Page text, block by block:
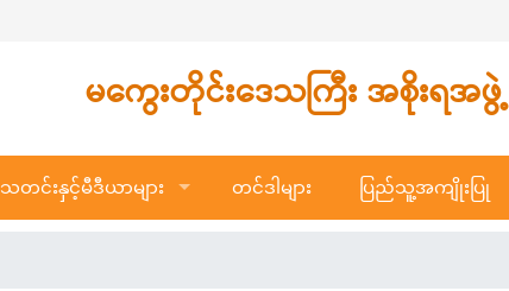
မကွေးတိုင်းဒေသကြီး အစိုးရအဖွဲ့
သတင်းနှင့်မီဒီယာများ တင်ဒါများ ပြည်သူ့အကျိုးပြု